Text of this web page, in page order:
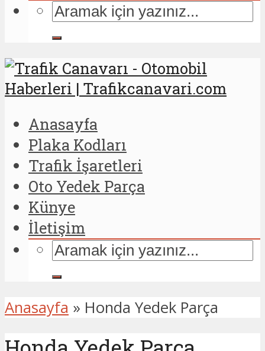
Anasayfa
Plaka Kodları
Trafik İşaretleri
Oto Yedek Parça
Künye
İletişim
Anasayfa » Honda Yedek Parça